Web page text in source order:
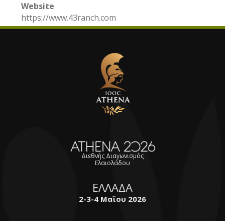
Website
https://www.43ranch.com
Διεθνής Διαγωνισμός
Ελαιολάδου
ΕΛΛΑΔΑ
2-3-4 Μαΐου 2026